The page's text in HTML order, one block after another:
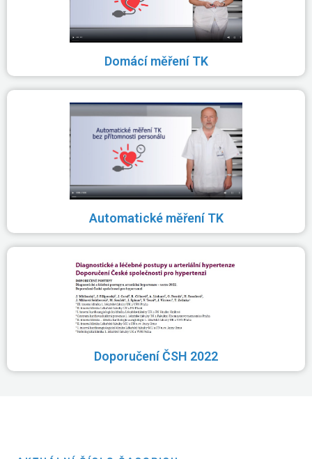
Domácí měření TK
Automatické měření TK
Doporučení ČSH 2022